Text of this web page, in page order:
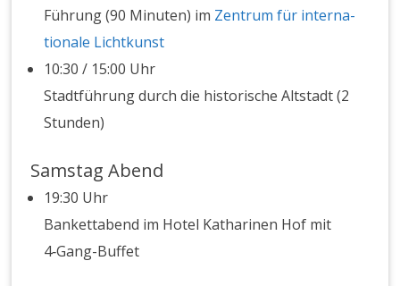
Führung (90 Minuten) im Zen­trum für inter­na­
tionale Lichtkun­st
10:30 / 15:00 Uhr
Stadt­führung durch die his­torische Alt­stadt (2
Stun­den)
Samstag Abend
19:30 Uhr
Ban­ket­tabend im Hotel Kathari­nen Hof mit
4‑Gang-Buf­fet